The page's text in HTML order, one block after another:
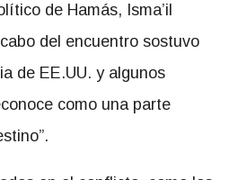
de Hamás, Isma’il
del encuentro sostuvo
de EE.UU. y algunos
como una parte